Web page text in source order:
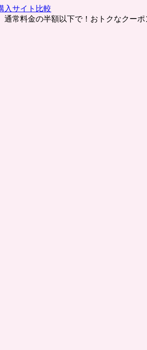
入サイト比較
常料金の半額以下で！おトクなクー